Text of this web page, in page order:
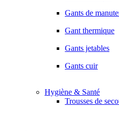
Gants de
Gant thermique
Gants jetables
Gants cuir
Hygiène & Santé
Trousses de